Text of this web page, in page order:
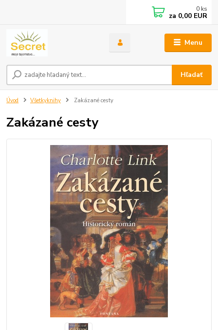
Menu
Hľadať
0 ks
za 0,00 EUR
Úvod Všetkyknihy Zakázané cesty
Zakázané cesty